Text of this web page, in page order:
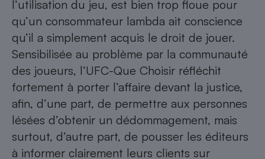
l’utilisation du jeu, est bien trop floue pour
qu’un consommateur lambda ait conscience
qu’il a simplement acquis le droit de jouer.
Sensibilisée au problème par la communauté
des joueurs, l’UFC-Que Choisir réfléchit
fortement à porter l’affaire devant la justice,
afin, d’une part, de permettre aux personnes
lésées d’obtenir un dédommagement, mais
surtout, d’autre part, de pousser les éditeurs
à informer clairement leurs clients sur